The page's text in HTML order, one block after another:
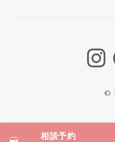
相談予約
©